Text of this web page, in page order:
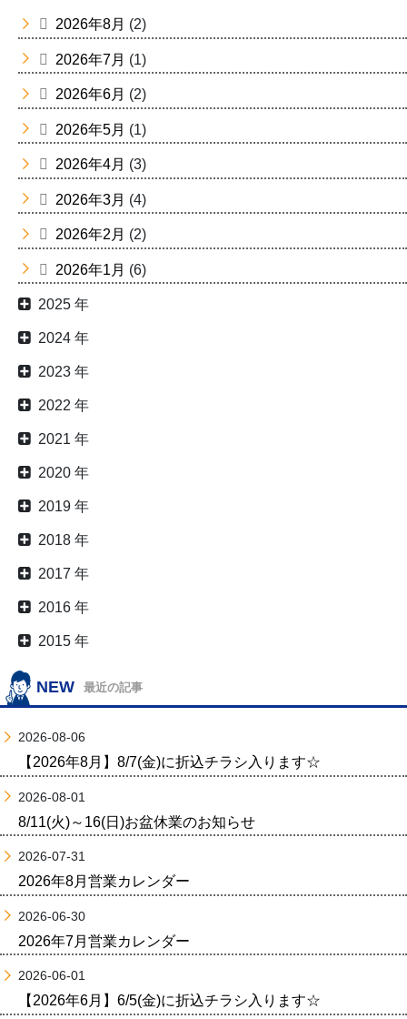
2026年8月 (2)
2026年7月 (1)
2026年6月 (2)
2026年5月 (1)
2026年4月 (3)
2026年3月 (4)
2026年2月 (2)
2026年1月 (6)
2025 年
2024 年
2023 年
2022 年
2021 年
2020 年
2019 年
2018 年
2017 年
2016 年
2015 年
NEW 最近の記事
2026-08-06
【2026年8月】8/7(金)に折込チラシ入ります☆
2026-08-01
8/11(火)～16(日)お盆休業のお知らせ
2026-07-31
2026年8月営業カレンダー
2026-06-30
2026年7月営業カレンダー
2026-06-01
【2026年6月】6/5(金)に折込チラシ入ります☆